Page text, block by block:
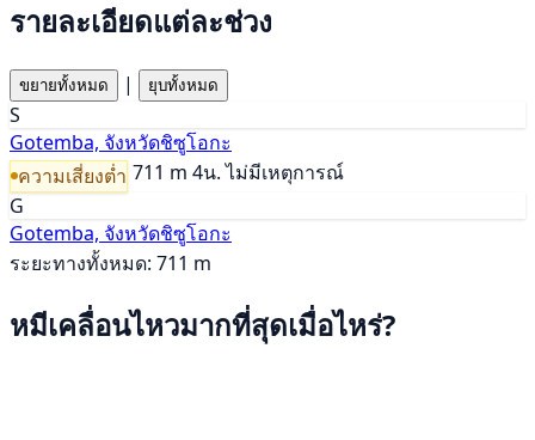
รายละเอียดแต่ละช่วง
ขยายทั้งหมด | ยุบทั้งหมด
S
Gotemba, จังหวัดชิซูโอกะ
ความเสี่ยงต่ำ 711 m 4น. ไม่มีเหตุการณ์
G
Gotemba, จังหวัดชิซูโอกะ
ระยะทางทั้งหมด: 711 m
หมีเคลื่อนไหวมากที่สุดเมื่อไหร่?